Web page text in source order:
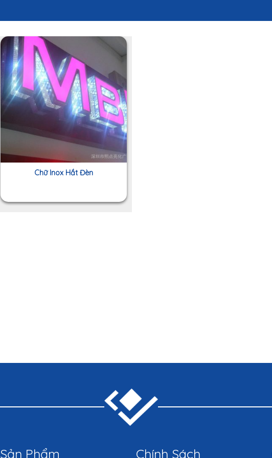
Chữ Inox Hắt Đèn
Sản Phẩm Chính Sách